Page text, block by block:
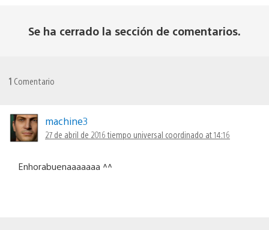
Se ha cerrado la sección de comentarios.
1 Comentario
machine3
27 de abril de 2016 tiempo universal coordinado at 14:16
Enhorabuenaaaaaaa ^^